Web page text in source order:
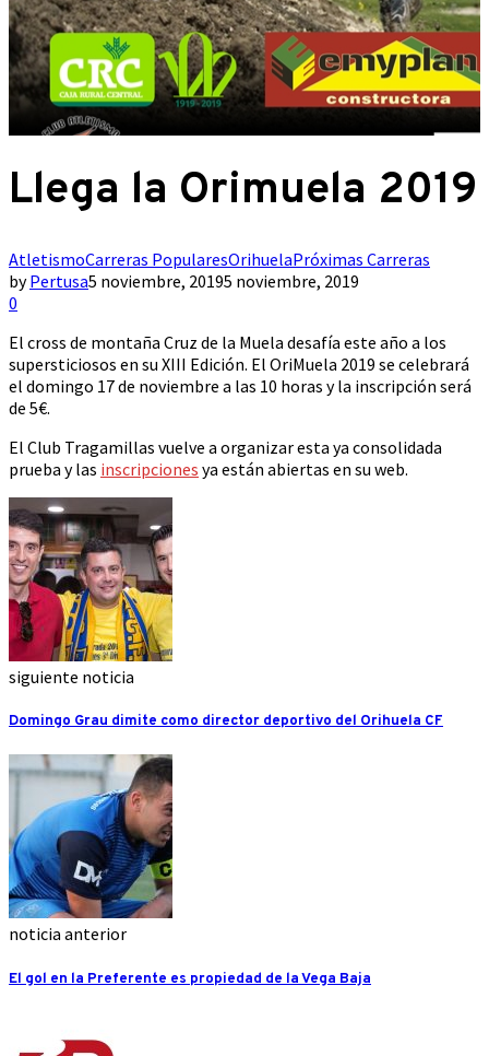
Llega la Orimuela 2019
AtletismoCarreras PopularesOrihuelaPróximas Carreras
byPertusa5 noviembre, 20195 noviembre, 2019
0
El cross de montaña Cruz de la Muela desafía este año a los
supersticiosos en su XIII Edición. El OriMuela 2019 se celebrará
el domingo 17 de noviembre a las 10 horas y la inscripción será
de 5€.
El Club Tragamillas vuelve a organizar esta ya consolidada
prueba y las inscripciones ya están abiertas en su web.
siguiente noticia
Domingo Grau dimite como director deportivo del Orihuela CF
noticia anterior
El gol en la Preferente es propiedad de la Vega Baja